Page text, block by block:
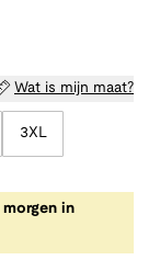
Wat is mijn maat?
3XL
morgen in